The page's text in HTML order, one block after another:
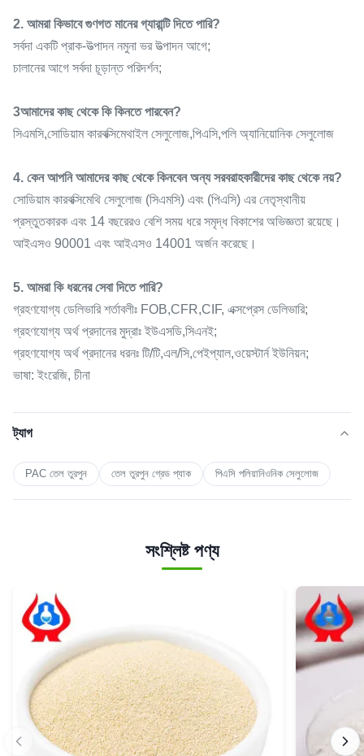
2. আমরা কিভাবে গুণগত মানের গ্যারান্টি দিতে পারি?
সর্বদা একটি প্রাক-উত্পাদন নমুনা ভর উত্পাদন আগে;
চালানের আগে সর্বদা চূড়ান্ত পরিদর্শন;
3আমাদের কাছ থেকে কি কিনতে পারবেন?
সিএমসি,সোডিয়াম কারবক্সিমেথাইল সেলুলোজ,পিএসি,পলি অ্যানিয়োনিক সেলুলোজ
4. কেন আপনি আমাদের কাছ থেকে কিনবেন অন্য সরবরাহকারীদের কাছ থেকে নয়?
সোডিয়াম কারবক্সিমেথি সেলুলোজ (সিএমসি) এবং (পিএসি) এর নেতৃস্থানীয়
প্রস্তুতকারক এবং 14 বছরেরও বেশি সময় ধরে সমৃদ্ধ বিকাশের অভিজ্ঞতা রয়েছে।
আইএসও 90001 এবং আইএসও 14001 অর্জন করেছে।
5. আমরা কি ধরনের সেবা দিতে পারি?
গ্রহণযোগ্য ডেলিভারি শর্তাবলীঃ FOB,CFR,CIF, এক্সপ্রেস ডেলিভারি;
গ্রহণযোগ্য অর্থ প্রদানের মুদ্রাঃ ইউএসডি,সিএনই;
গ্রহণযোগ্য অর্থ প্রদানের ধরনঃ টি/টি,এল/সি,পেইপ্যাল,ওয়েস্টার্ন ইউনিয়ন;
ভাষা: ইংরেজি, চীনা
ট্যাগ
PAC তেল তুরপুন তেল তুরপুন গ্রেড প্যাক পিএসি পলিয়ানিওনিক সেলুলোজ
সংশ্লিষ্ট পণ্য